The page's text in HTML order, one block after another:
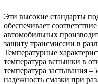
Эти высокие стандарты
обеспечивает
автомобильных
защиту трансмиссии в
Температурные
температура вспышки в
температура застывания
надежность смазки при